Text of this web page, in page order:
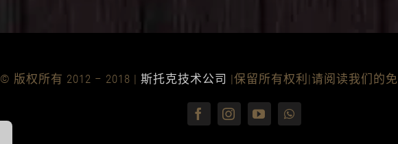
© 版权所有 2012 – 2018 |斯托克技术公司 |保留所有权利|请阅读我们的